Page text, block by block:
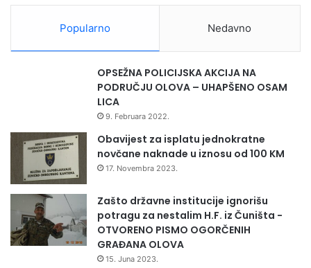
Popularno Nedavno
OPSEŽNA POLICIJSKA AKCIJA NA
PODRUČJU OLOVA – UHAPŠENO OSAM
LICA
9. Februara 2022.
Obavijest za isplatu jednokratne
novčane naknade u iznosu od 100 KM
17. Novembra 2023.
Zašto državne institucije ignorišu
potragu za nestalim H.F. iz Čuništa -
OTVORENO PISMO OGORČENIH
GRAĐANA OLOVA
15. Juna 2023.